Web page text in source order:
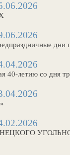
дни
40-летию со дня